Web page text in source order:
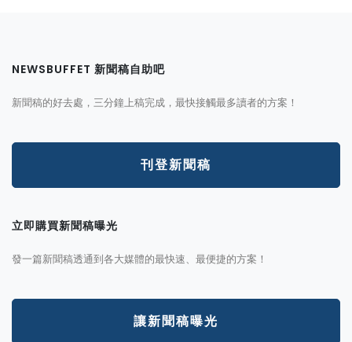
NEWSBUFFET 新聞稿自助吧
新聞稿的好去處，三分鐘上稿完成，最快接觸最多讀者的方案！
刊登新聞稿
立即購買新聞稿曝光
發一篇新聞稿透通到各大媒體的最快速、最便捷的方案！
讓新聞稿曝光